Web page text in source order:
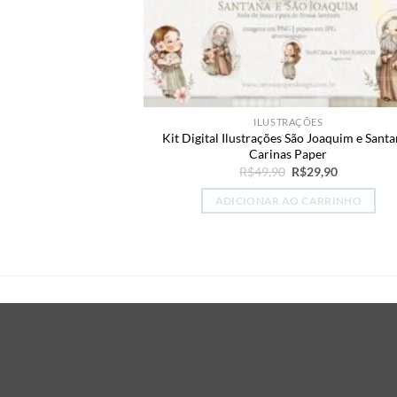
ILUSTRAÇÕES
Kit Digital Ilustrações São Joaquim e
Carinas Paper
R$49,90 O
preço
original
era:
R$29,90O
atual
é:
ADICIONAR AO CARRINHO